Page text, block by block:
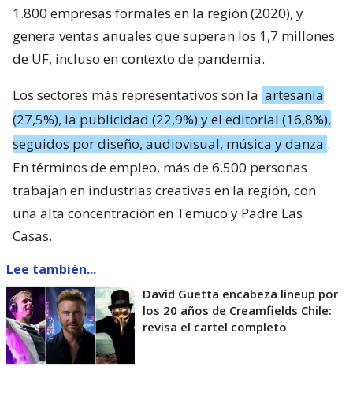
1.800 empresas formales en la región (2020), y
genera ventas anuales que superan los 1,7 millones
de UF, incluso en contexto de pandemia.
Los sectores más representativos son la artesanía
(27,5%), la publicidad (22,9%) y el editorial (16,8%),
seguidos por diseño, audiovisual, música y danza .
En términos de empleo, más de 6.500 personas
trabajan en industrias creativas en la región, con
una alta concentración en Temuco y Padre Las
Casas.
Lee también...
David Guetta encabeza lineup por
los 20 años de Creamfields Chile:
revisa el cartel completo